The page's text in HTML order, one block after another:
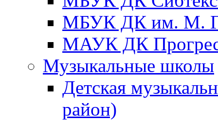
МБУК ДК им. М.
МАУК ДК
Музыкальные школы
Детская
район)